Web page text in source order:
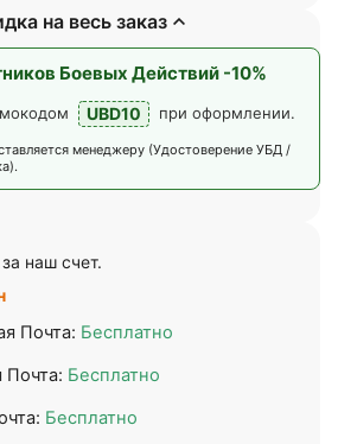
на весь заказ
Боевых Действий -10%
UBD10 при оформлении.
менеджеру (Удостоверение УБД /
наш счет.
Почта: Бесплатно
Почта: Бесплатно
Бесплатно